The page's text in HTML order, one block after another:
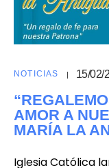
NOTICIAS 15/02/
AMOR A
MARÍA LA
Iglesia Católica